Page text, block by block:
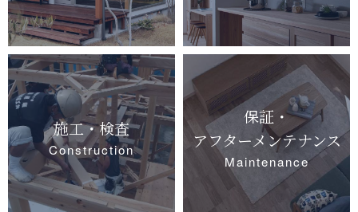
施工・検査
Construction
保証・
アフターメンテナンス
Maintenance